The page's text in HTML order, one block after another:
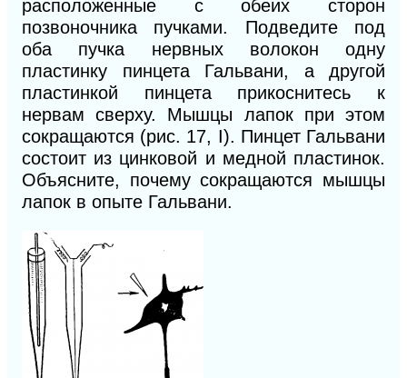
расположенные с обеих сторон
позвоночника пучками. Подведите под
оба пучка нервных волокон одну
пластинку пинцета Гальвани, а другой
пластинкой пинцета прикоснитесь к
нервам сверху. Мышцы лапок при этом
сокращаются (рис. 17, I). Пинцет Гальвани
состоит из цинковой и медной пластинок.
Объясните, почему сокращаются мышцы
лапок в опыте Гальвани.